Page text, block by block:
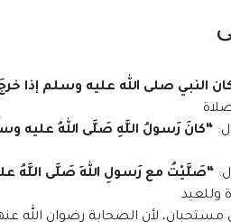
النبي صلى الله عليه وسلم إذا
“كانَ رَسولُ اللَّهِ صَلَّى اللهُ عليه
“صَلَّيْتُ مع رَسولِ اللهِ صَلَّى اللَّهُ
وللعيد
مستحبان، لأن الصحابة رضوان الله